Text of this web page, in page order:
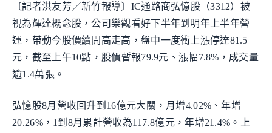
〔記者洪友芳／新竹報導〕IC通路商弘憶股（3312）被
視為輝達概念股，公司樂觀看好下半年到明年上半年營
運，帶動今股價續開高走高，盤中一度衝上漲停達81.5
元，截至上午10點，股價暫報79.9元、漲幅7.8%，成交量
逾1.4萬張。
弘憶股8月營收回升到16億元大關，月增4.02%、年增
20.26%，1到8月累計營收為117.8億元，年增21.4%。上